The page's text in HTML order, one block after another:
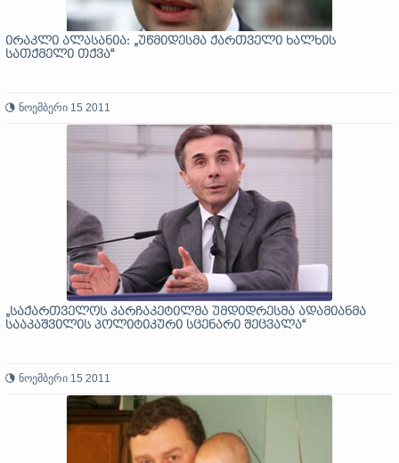
ირაკლი ალასანია: „უწმიდესმა ქართველი ხალხის
სათქმელი თქვა“
ნოემბერი 15 2011
„საქართველოს კარჩაკეტილმა უმდიდრესმა ადამიანმა
სააკაშვილის პოლიტიკური სცენარი შეცვალა“
ნოემბერი 15 2011